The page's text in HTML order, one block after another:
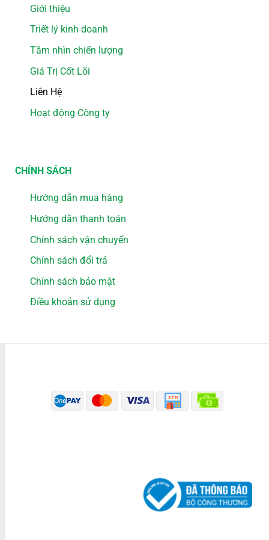
Giới thiệu
Triết lý kinh doanh
Tầm nhìn chiến lượng
Giá Trị Cốt Lõi
Liên Hệ
Hoạt động Công ty
CHÍNH SÁCH
Hướng dẫn mua hàng
Hướng dẫn thanh toán
Chính sách vận chuyển
Chính sách đổi trả
Chính sách bảo mật
Điều khoản sử dụng